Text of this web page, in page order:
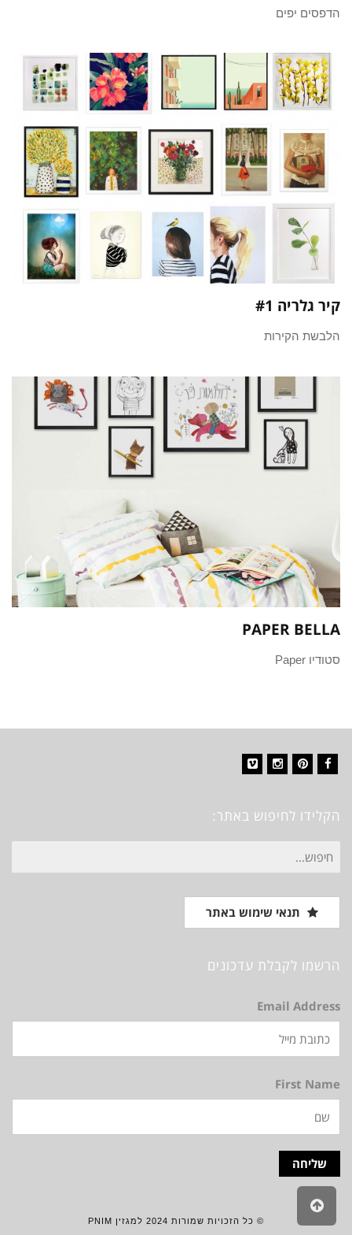
הדפסים יפים
קיר גלריה #1
הלבשת הקירות
PAPER BELLA
סטודיו Paper
הקלידו לחיפוש באתר:
חיפוש
עבור:
תנאי שימוש באתר
הרשמו לקבלת עדכונים
Email Address
First Name
© כל הזכויות שמורות 2024 למגזין PNIM
גלילה
לראש